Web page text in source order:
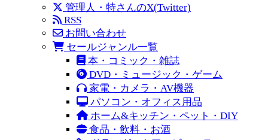
管理人・特さんのX(Twitter)
RSS
お問い合わせ
セールジャンル一覧
本・コミック・雑誌
DVD・ミュージック・ゲーム
家電・カメラ・AV機器
パソコン・オフィス用品
ホーム&キッチン・ペット・DIY
食品・飲料・お酒